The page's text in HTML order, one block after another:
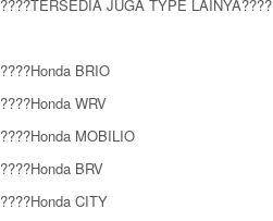
????TERSEDIA JUGA TYPE LAINYA????
????Honda BRIO
????Honda WRV
????Honda MOBILIO
????Honda BRV
????Honda CITY